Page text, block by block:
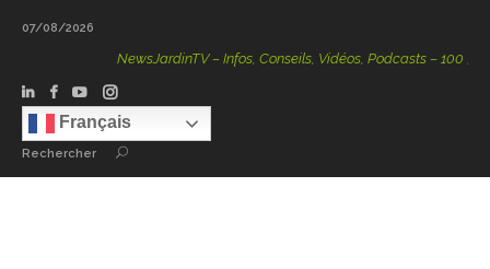
07/08/2026
NewsJardinTV – Infos, Conseils, Vidéos, Podcasts – 100 %
Français
Rechercher